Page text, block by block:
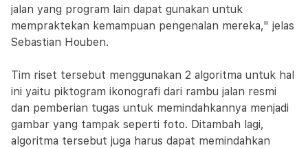
jalan yang program lain dapat gunakan untuk
mempraktekan kemampuan pengenalan mereka," jelas
Sebastian Houben.
Tim riset tersebut menggunakan 2 algoritma untuk hal
ini yaitu piktogram ikonografi dari rambu jalan resmi
dan pemberian tugas untuk memindahkannya menjadi
gambar yang tampak seperti foto. Ditambah lagi,
algoritma tersebut juga harus dapat memindahkan